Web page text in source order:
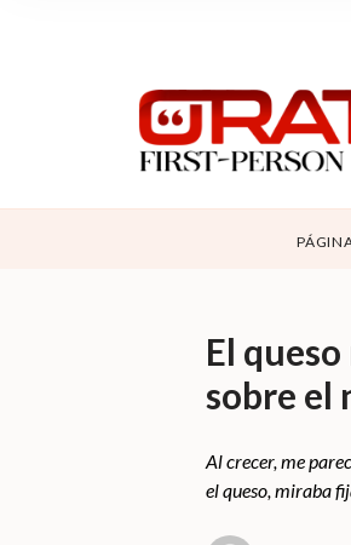
SUPPORT
CONTÁCTANOS
El
sobre el
Al crecer, me
el queso, miraba